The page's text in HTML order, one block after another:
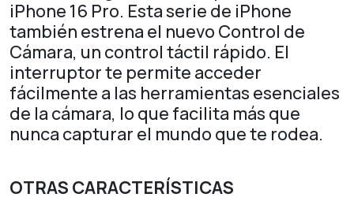
iPhone 16 Pro. Esta serie de iPhone
también estrena el nuevo Control de
Cámara, un control táctil rápido. El
interruptor te permite acceder
fácilmente a las herramientas esenciales
de la cámara, lo que facilita más que
nunca capturar el mundo que te rodea.
OTRAS CARACTERÍSTICAS